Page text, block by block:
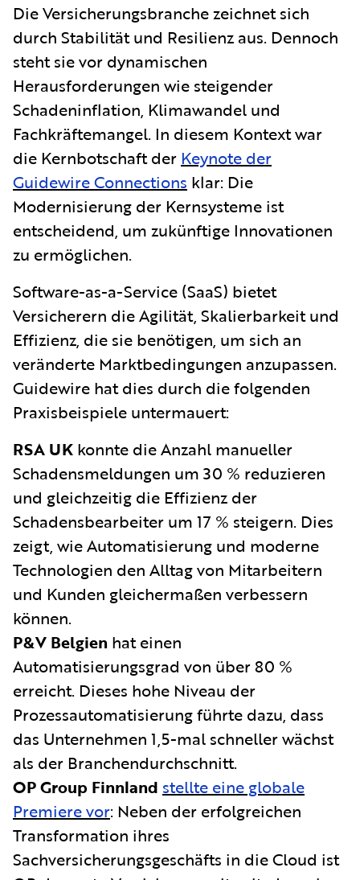
Die Versicherungsbranche zeichnet sich
durch Stabilität und Resilienz aus. Dennoch
steht sie vor dynamischen
Herausforderungen wie steigender
Schadeninflation, Klimawandel und
Fachkräftemangel. In diesem Kontext war
die Kernbotschaft der Keynote der
Guidewire Connections klar: Die
Modernisierung der Kernsysteme ist
entscheidend, um zukünftige Innovationen
zu ermöglichen.
Software-as-a-Service (SaaS) bietet
Versicherern die Agilität, Skalierbarkeit und
Effizienz, die sie benötigen, um sich an
veränderte Marktbedingungen anzupassen.
Guidewire hat dies durch die folgenden
Praxisbeispiele untermauert:
RSA UK konnte die Anzahl manueller
Schadensmeldungen um 30 % reduzieren
und gleichzeitig die Effizienz der
Schadensbearbeiter um 17 % steigern. Dies
zeigt, wie Automatisierung und moderne
Technologien den Alltag von Mitarbeitern
und Kunden gleichermaßen verbessern
können.
P&V Belgien hat einen
Automatisierungsgrad von über 80 %
erreicht. Dieses hohe Niveau der
Prozessautomatisierung führte dazu, dass
das Unternehmen 1,5-mal schneller wächst
als der Branchendurchschnitt.
OP Group Finnland stellte eine globale
Premiere vor: Neben der erfolgreichen
Transformation ihres
Sachversicherungsgeschäfts in die Cloud ist